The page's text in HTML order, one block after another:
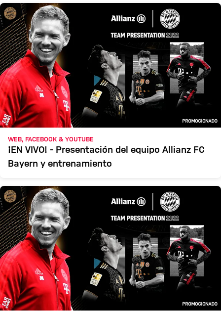
WEB, FACEBOOK & YOUTUBE
¡EN VIVO! - Presentación del equipo Allianz FC
Bayern y entrenamiento